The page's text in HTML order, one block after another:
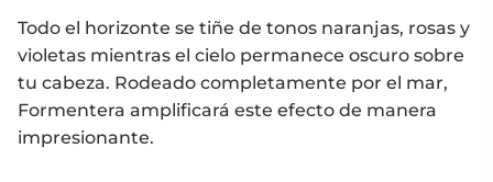
Todo el horizonte se tiñe de tonos naranjas, rosas y
violetas mientras el cielo permanece oscuro sobre
tu cabeza. Rodeado completamente por el mar,
Formentera amplificará este efecto de manera
impresionante.